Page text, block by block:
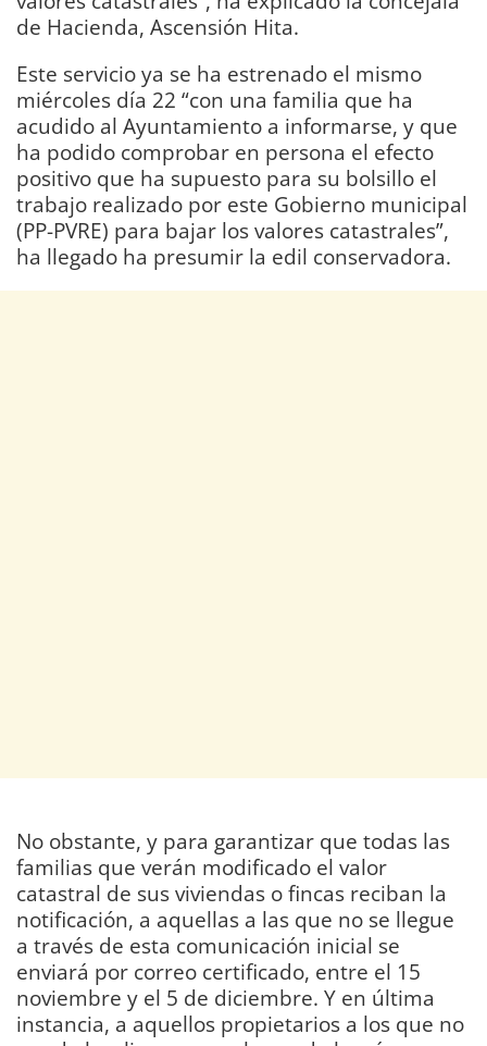
de Hacienda, Ascensión Hita.
Este servicio ya se ha estrenado el mismo
miércoles día 22 “con una familia que ha
acudido al Ayuntamiento a informarse, y que
ha podido comprobar en persona el efecto
positivo que ha supuesto para su bolsillo el
trabajo realizado por este Gobierno municipal
(PP-PVRE) para bajar los valores catastrales”,
ha llegado ha presumir la edil conservadora.
No obstante, y para garantizar que todas las
familias que verán modificado el valor
catastral de sus viviendas o fincas reciban la
notificación, a aquellas a las que no se llegue
a través de esta comunicación inicial se
enviará por correo certificado, entre el 15
noviembre y el 5 de diciembre. Y en última
instancia, a aquellos propietarios a los que no